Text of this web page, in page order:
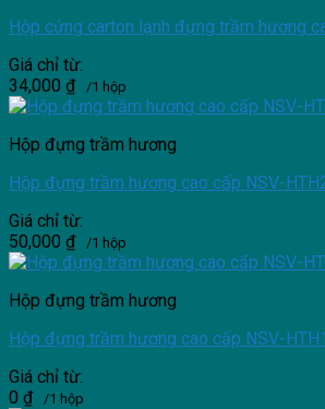
Hộp cứng carton lạnh đựng trầm hương
Giá chỉ từ:
34,000 ₫ /1 hộp
Hộp đựng trầm hương
Hộp đựng trầm hương cao cấp NSV-
Giá chỉ từ:
50,000 ₫ /1 hộp
Hộp đựng trầm hương
Hộp đựng trầm hương cao cấp NSV-
Giá chỉ từ:
0 ₫ /1 hộp